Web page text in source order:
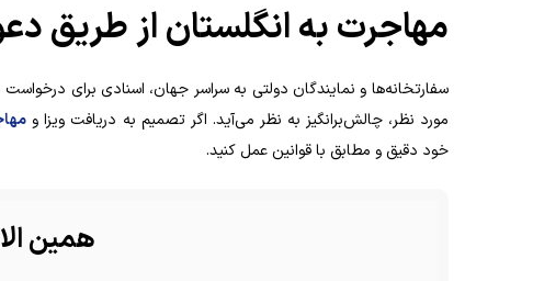
مهاجرت به انگلستان از طریق
سفارتخانه‌ها و نمایندگان دولتی به سراسر جهان، اسنادی برای
مورد نظر، چالش‌برانگیز به نظر می‌آید. اگر تصمیم به دریافت ویزا و
خود دقیق و مطابق با قوانین عمل کنید.
همین